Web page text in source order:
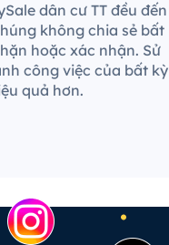
dân cư TT đều đến
không chia sẻ bất
hoặc xác nhận. Sử
công việc của bất kỳ
quả hơn.